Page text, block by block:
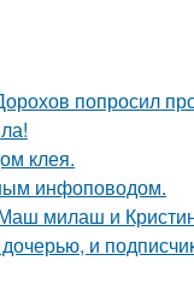
попросил
клея.
инфоповодом.
милаш и
и